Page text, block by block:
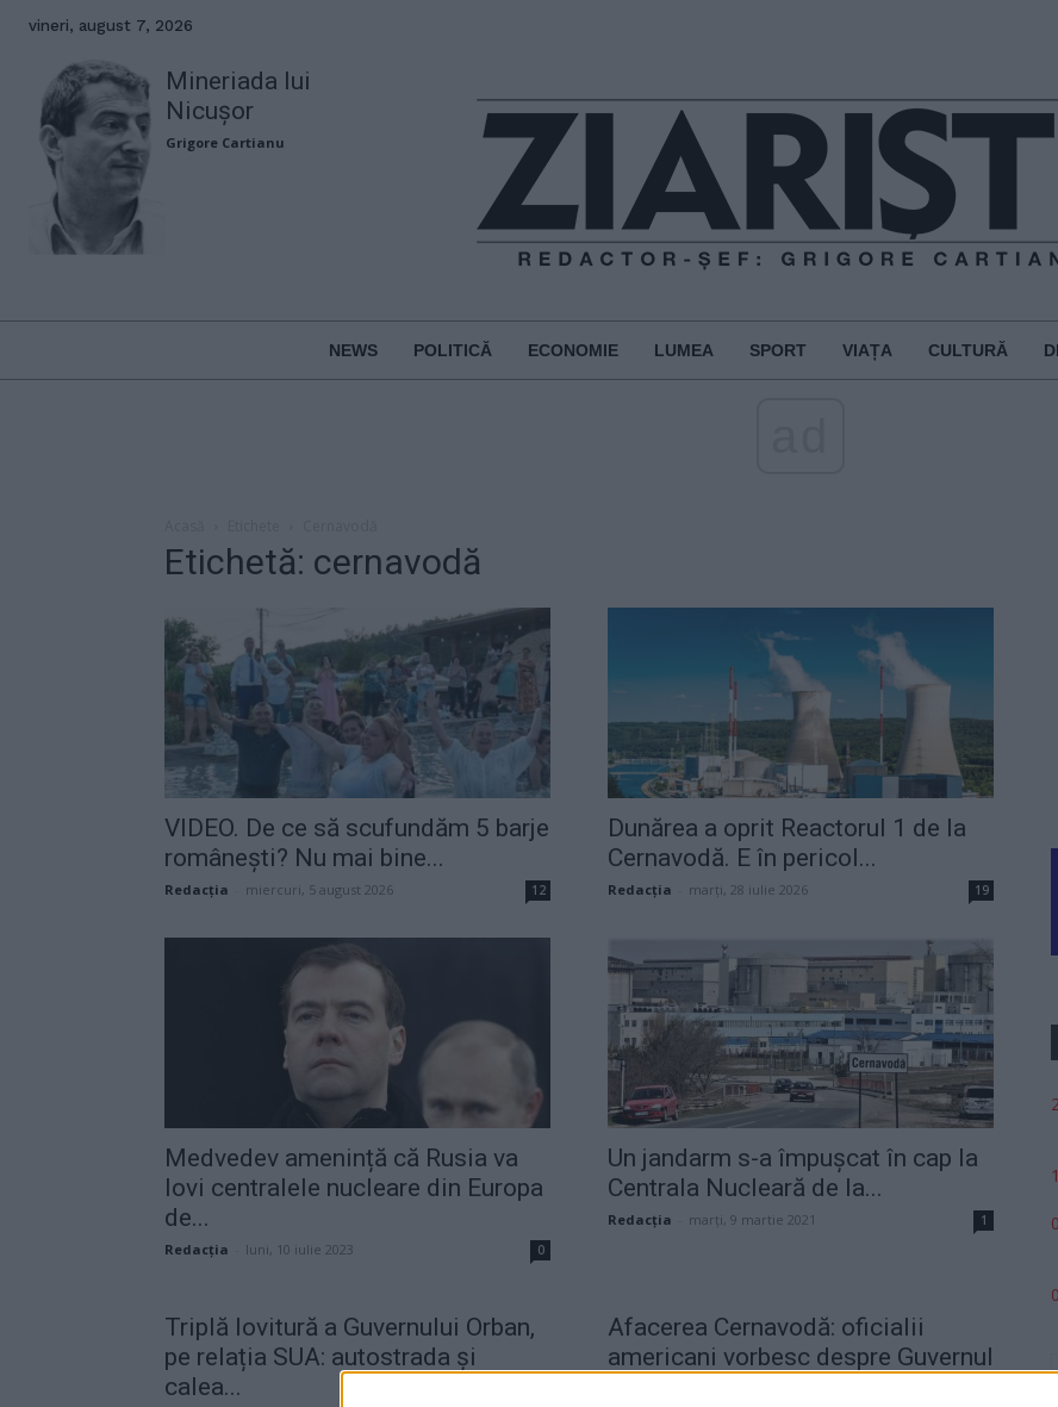
vineri, august 7, 2026
Mineriada lui
Nicușor
Grigore Cartianu
NEWS POLITICĂ ECONOMIE LUMEA SPORT VIAȚA CULTURĂ
Etichetă: cernavodă
VIDEO. De ce să scufundăm 5 barje
românești? Nu mai bine...
Redacţia miercuri, 5 august 2026 12
Dunărea a oprit Reactorul 1 de la
Cernavodă. E în pericol...
Redacţia marți, 28 iulie 2026 19
Medvedev amenință că Rusia va
lovi centralele nucleare din Europa
de...
Redacţia luni, 10 iulie 2023 0
Un jandarm s-a împușcat în cap la
Centrala Nucleară de la...
Redacţia marți, 9 martie 2021 1
Triplă lovitură a Guvernului Orban,
pe relația SUA: autostrada și
calea...
Afacerea Cernavodă: oficialii
americani vorbesc despre Guvernul